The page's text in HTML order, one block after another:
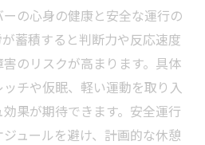
の心身の健康と安全な運行の
蓄積すると判断力や反応速度
のリスクが高まります。具体
チや仮眠、軽い運動を取り入
果が期待できます。安全運行
ュールを避け、計画的な休憩